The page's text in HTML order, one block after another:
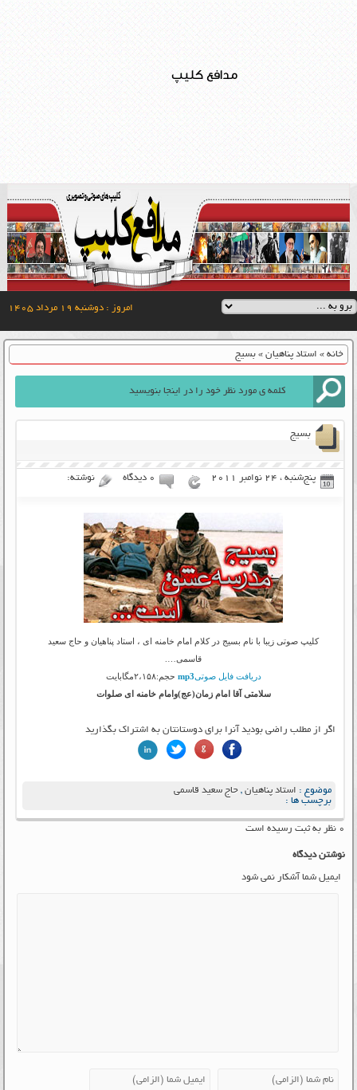
مدافع کلیپ
امروز : دوشنبه ۱۹ مرداد ۱۴۰۵
خانه» استاد پناهیان» بسیج
بسیج
پنج‌شنبه ، 24 نوامبر 2011 ۰ دیدگاه نوشته:
کلیپ صوتی زیبا با نام بسیج در کلام امام خامنه ای ، استاد پناهیان و حاج سعید
قاسمی….
دریافت فایل صوتیmp3 حجم:۲،۱۵۸مگابایت
سلامتی آقا امام زمان(عج)وامام خامنه ای صلوات
اگر از مطلب راضی بودید آنرا برای دوستانتان به اشتراک بگذارید
موضوع : استاد پناهیان ,حاج سعید قاسمی
برچسب ها :
۰ نظر به ثبت رسیده است
نوشتن دیدگاه
ایمیل شما آشکار نمی شود